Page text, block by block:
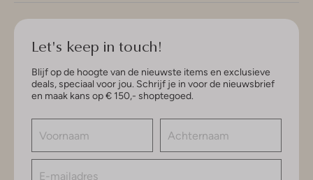
Let's keep in touch!
Blijf op de hoogte van de nieuwste items en exclusieve
deals, speciaal voor jou. Schrijf je in voor de nieuwsbrief
en maak kans op € 150,- shoptegoed.